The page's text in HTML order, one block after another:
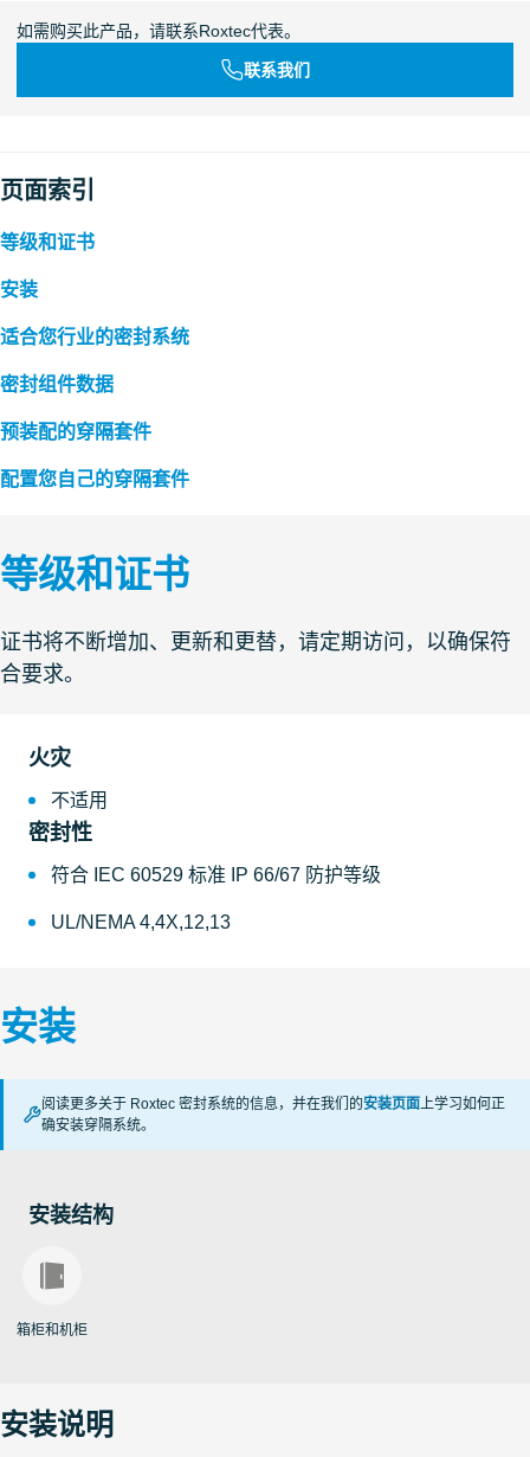
如需购买此产品，请联系Roxtec代表。
联系我们
页面索引
等级和证书
安装
适合您行业的密封系统
密封组件数据
预装配的穿隔套件
配置您自己的穿隔套件
等级和证书
证书将不断增加、更新和更替，请定期访问，以确保符
合要求。
火灾
不适用
密封性
符合 IEC 60529 标准 IP 66/67 防护等级
UL/NEMA 4,4X,12,13
安装
阅读更多关于 Roxtec 密封系统的信息，并在我们的安装页面上学习如何正
确安装穿隔系统。
安装结构
箱柜和机柜
安装说明